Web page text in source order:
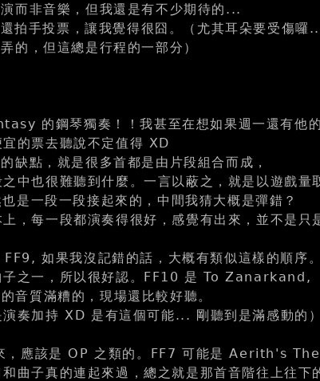
而非音樂，但我還是有不少期待的...
手投票，讓我覺得很囧。（尤其耳朵要受傷囉
的，但這總是行程的一部分）
的鋼琴獨奏！！我甚至在想如果週一還有他的
的票去聽說不定值得 XD
缺點，就是很多首都是由片段組合而成，
中也很難聽到什麼。一言以蔽之，就是以遊戲量
是一段一段接起來的，中間我猜大概是彈錯？
，每一段都演奏得很好，感覺有出來，並不是只
如果我沒記錯的話，大概有類似這樣的順序。
子之一，所以很好認。FF10 是 To Zanarkand,
音質滿糟的，現場還比較好聽。
演奏加持 XD 是有這個可能... 剛聽到是滿感動的）
，應該是 OP 之類的。FF7 可能是 Aerith's
曲子真的連起來過，總之就是那首音階往上往下